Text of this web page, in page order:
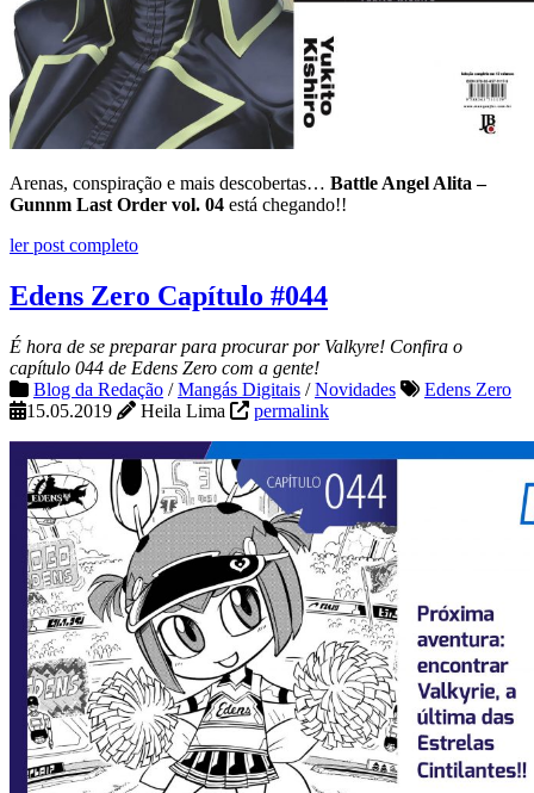
Arenas, conspiração e mais descobertas… Battle Angel Alita –
Gunnm Last Order vol. 04 está chegando!!
ler post completo
Edens Zero Capítulo #044
É hora de se preparar para procurar por Valkyre! Confira o
capítulo 044 de Edens Zero com a gente!
Blog da Redação /Mangás Digitais /Novidades
Edens Zero
15.05.2019
Heila Lima permalink